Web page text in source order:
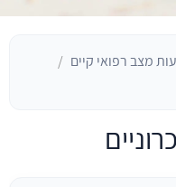
מצב רפואי קיים